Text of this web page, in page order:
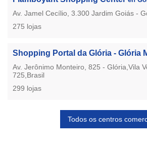
Av. Jamel Cecílio, 3.300 Jardim Goiás -
275 lojas
Shopping Portal da Glória - Glória
Av. Jerônimo Monteiro, 825 - Glória,Vila
725,Brasil
299 lojas
Todos os centros